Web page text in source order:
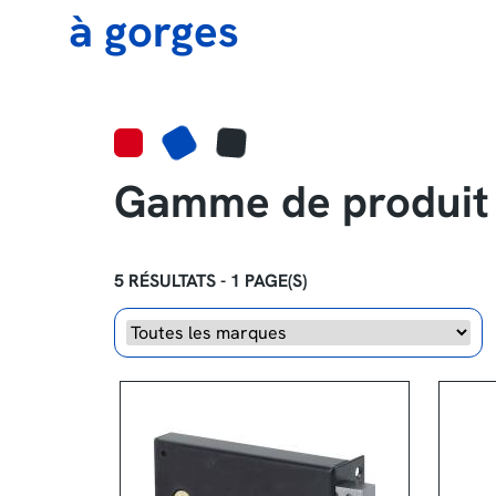
à gorges
Gamme de
5 RÉSULTATS - 1 PAGE(S)
Marque